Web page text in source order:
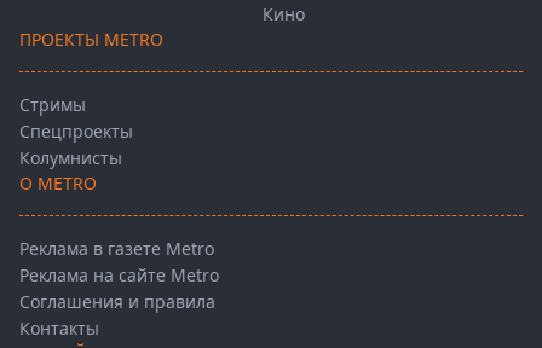
Кино
ПРОЕКТЫ METRO
Стримы
Спецпроекты
Колумнисты
О METRO
Реклама в газете Metro
Реклама на сайте Metro
Соглашения и правила
Контакты